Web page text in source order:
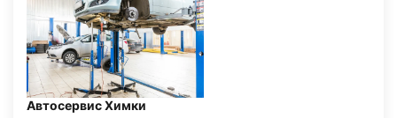
Автосервис Химки